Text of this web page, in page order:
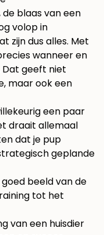
de blaas van een
volop in
zijn dus alles. Met
wanneer en
Dat geeft niet
maar ook een
een paar
draait allemaal
dat je pup
geplande
beeld van de
tot het